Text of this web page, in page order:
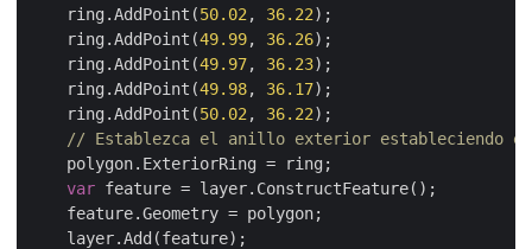
    ring.AddPoint(
50.02 , 36.22);
    ring.AddPoint(
49.99, 36.26);
    ring.AddPoint(
49.97, 36.23);
    ring.AddPoint(
49.98, 36.17);
    ring.AddPoint(
50.02 , 36.22);
// Establezca el anillo exterior estableciendo
    polygon.ExteriorRing = ring;
var feature = layer.ConstructFeature();
    feature.Geometry = polygon;
    layer.Add(feature);